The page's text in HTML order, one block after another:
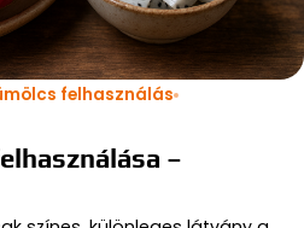
felhasználás
–